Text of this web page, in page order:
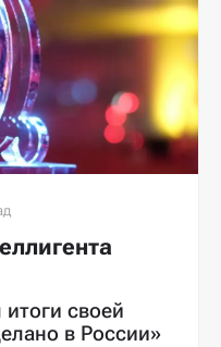
своей
в России»